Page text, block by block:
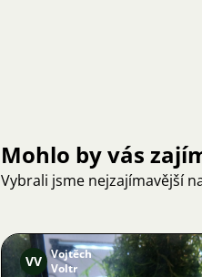
Mohlo by vás
Vybrali jsme nejzajímavější
VV Vojtěch
Voltr